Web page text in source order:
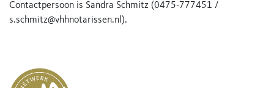
Contactpersoon is Sandra Schmitz (0475-777451 /
s.schmitz@vhhnotarissen.nl ).